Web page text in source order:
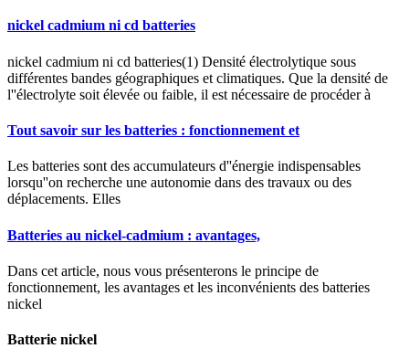
nickel cadmium ni cd batteries
nickel cadmium ni cd batteries(1) Densité électrolytique sous
différentes bandes géographiques et climatiques. Que la densité de
l''électrolyte soit élevée ou faible, il est nécessaire de procéder à
Tout savoir sur les batteries : fonctionnement et
Les batteries sont des accumulateurs d''énergie indispensables
lorsqu''on recherche une autonomie dans des travaux ou des
déplacements. Elles
Batteries au nickel-cadmium : avantages,
Dans cet article, nous vous présenterons le principe de
fonctionnement, les avantages et les inconvénients des batteries
nickel
Batterie nickel